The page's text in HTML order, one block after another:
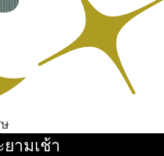
ามเช้า